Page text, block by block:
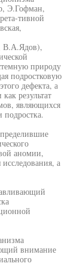
Э.Гофман,
тивной
В.А.Ядов),
природу
подростковую
дефекта, а
результат
являющихся
подростка.
аномии,
а
внимание